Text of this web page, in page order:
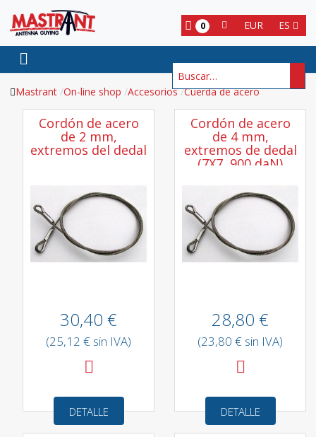
ES
EUR
0
Buscar
Mastrant On-line shop Accesorios Cuerda de acero
Cordón de acero
de 2 mm,
extremos del dedal
30,40 €
(25,12 € sin IVA)
DETALLE
Cordón de acero
de 4 mm,
extremos de dedal
(7X7, 900 daN)
28,80 €
(23,80 € sin IVA)
DETALLE